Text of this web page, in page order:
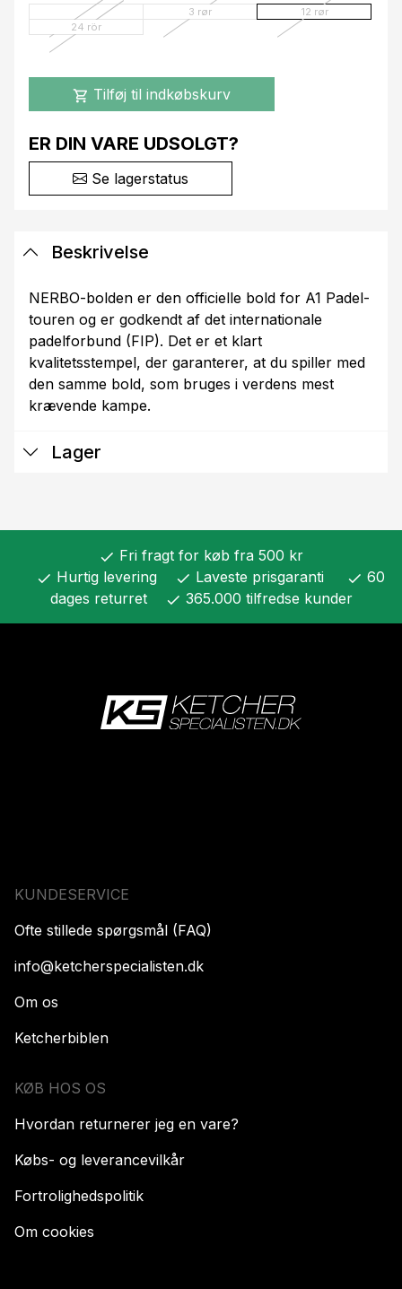
3 rør
12 rør
24 rör
shopping_cart Tilføj til indkøbskurv
ER DIN VARE UDSOLGT?
Se lagerstatus
Beskrivelse
NERBO-bolden er den officielle bold for A1 Padel-
touren og er godkendt af det internationale
padelforbund (FIP). Det er et klart
kvalitetsstempel, der garanterer, at du spiller med
den samme bold, som bruges i verdens mest
krævende kampe.
Lager
check Fri fragt for køb fra 500 kr
check Hurtig levering check Laveste prisgaranti check 60
dages returret
check 365.000 tilfredse kunder
KUNDESERVICE
Ofte stillede spørgsmål (FAQ)
info@ketcherspecialisten.dk
Om os
Ketcherbiblen
KØB HOS OS
Hvordan returnerer jeg en vare?
Købs- og leverancevilkår
Fortrolighedspolitik
Om cookies